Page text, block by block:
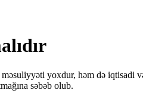
yoxdur, həm də
səbəb olub.